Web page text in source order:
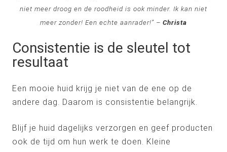
niet meer droog en de roodheid is ook minder. Ik kan niet
meer zonder! Een echte aanrader!” – Christa
Consistentie is de sleutel tot
resultaat
Een mooie huid krijg je niet van de ene op de
andere dag. Daarom is consistentie belangrijk.
Blijf je huid dagelijks verzorgen en geef producten
ook de tijd om hun werk te doen. Kleine